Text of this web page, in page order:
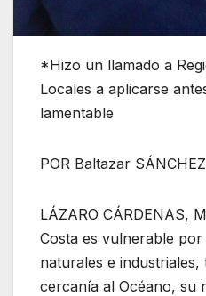
*Hizo un llamado a
Locales a aplicarse
lamentable
POR Baltazar
LÁZARO CÁRDENAS,
Costa es vulnerable
naturales e industriales,
cercanía al Océano, su